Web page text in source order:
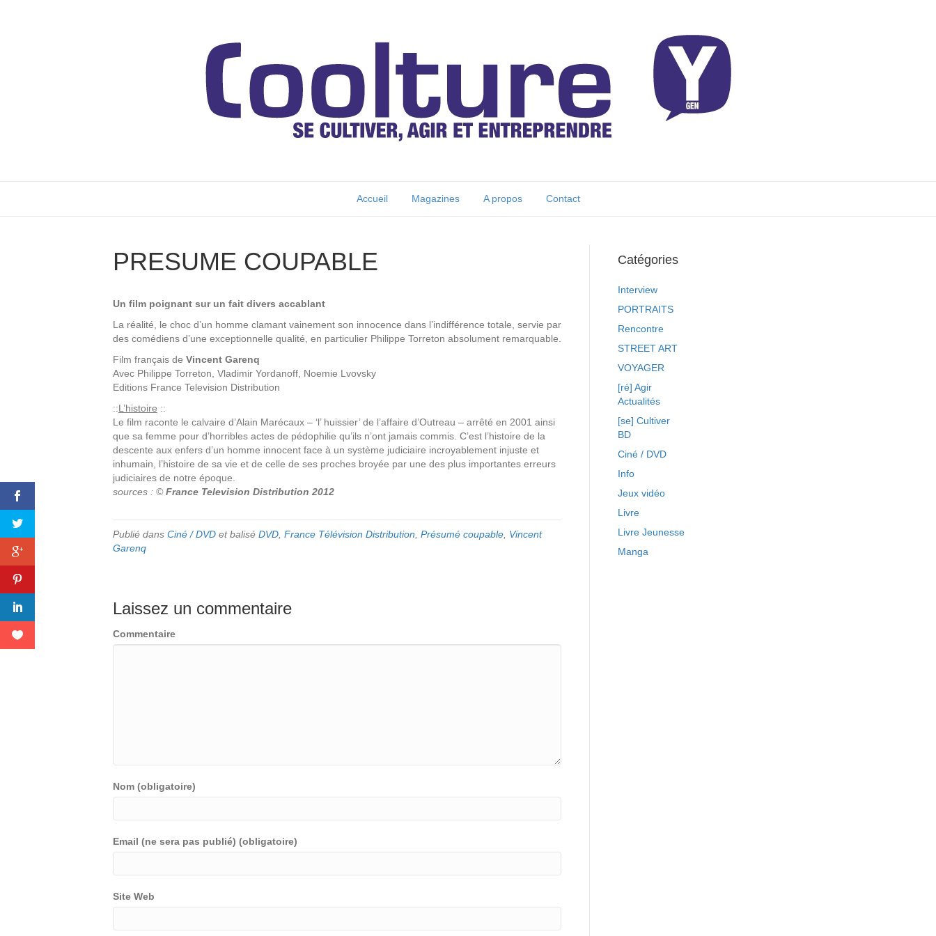
Accueil Magazines A propos Contact
PRESUME COUPABLE
Un film poignant sur un fait divers accablant
La réalité, le choc d’un homme clamant vainement son innocence dans l’indifférence totale, servie par
des comédiens d’une exceptionnelle qualité, en particulier Philippe Torreton absolument remarquable.
Film français de Vincent Garenq
Avec Philippe Torreton, Vladimir Yordanoff, Noemie Lvovsky
Editions France Television Distribution
::L’histoire ::
Le film raconte le calvaire d’Alain Marécaux – ‘l’ huissier’ de l’affaire d’Outreau – arrêté en 2001 ainsi
que sa femme pour d’horribles actes de pédophilie qu’ils n’ont jamais commis. C’est l’histoire de la
descente aux enfers d’un homme innocent face à un système judiciaire incroyablement injuste et
inhumain, l’histoire de sa vie et de celle de ses proches broyée par une des plus importantes erreurs
judiciaires de notre époque.
sources : ©France Television Distribution 2012
Publié dans Ciné / DVD et balisé DVD France Télévision Distribution Présumé coupable Vincent
Garenq
Laissez un commentaire
Commentaire
Nom (obligatoire)
Email (ne sera pas publié) (obligatoire)
Site Web
Catégories
Interview
PORTRAITS
Rencontre
STREET ART
VOYAGER
[ré] Agir
Actualités
[se] Cultiver
BD
Ciné / DVD
Info
Jeux vidéo
Livre
Livre Jeunesse
Manga